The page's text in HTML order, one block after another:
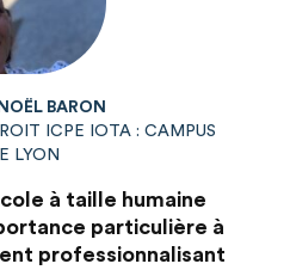
BARON
ICPE IOTA : CAMPUS
LYON
à taille humaine
particulière à
professionnalisant